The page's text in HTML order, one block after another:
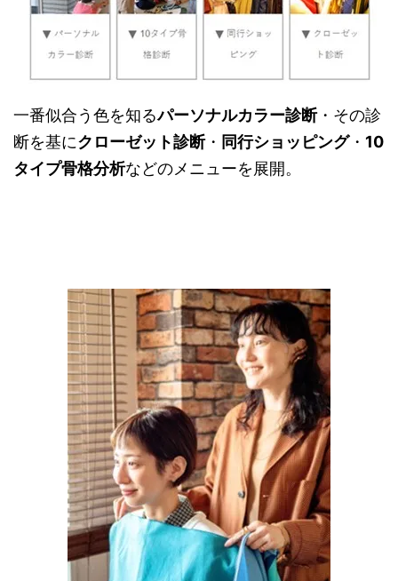
一番似合う色を知るパーソナルカラー診断・その診
断を基にクローゼット診断・ 同行ショッピング・ 10
タイプ骨格分析などのメニューを展開。